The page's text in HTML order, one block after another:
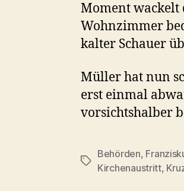
Moment wackelt
Wohnzimmer
kalter Schauer
Müller hat nun
erst einmal
vorsichtshalber
Schlagwörter
Behörden,
Kirchenaustritt,